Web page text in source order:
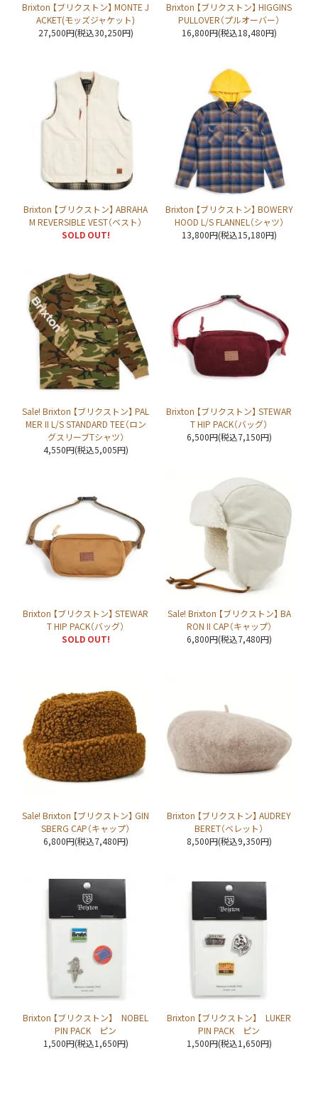
Brixton 【ブリクストン】 MONTE J
ACKET(モッズジャケット)
27,500円(税込30,250円)
Brixton 【ブリクストン】 HIGGINS
PULLOVER（プルオーバー）
16,800円(税込18,480円)
Brixton 【ブリクストン】 ABRAHA
M REVERSIBLE VEST（ベスト）
SOLD OUT!
Brixton 【ブリクストン】 BOWERY
HOOD L/S FLANNEL（シャツ）
13,800円(税込15,180円)
Sale! Brixton 【ブリクストン】 PAL
MER II L/S STANDARD TEE（ロン
グスリーブTシャツ）
4,550円(税込5,005円)
Brixton 【ブリクストン】 STEWAR
T HIP PACK（バッグ）
6,500円(税込7,150円)
Brixton 【ブリクストン】 STEWAR
T HIP PACK（バッグ）
SOLD OUT!
Sale! Brixton 【ブリクストン】 BA
RON II CAP（キャップ）
6,800円(税込7,480円)
Sale! Brixton 【ブリクストン】 GIN
SBERG CAP（キャップ）
6,800円(税込7,480円)
Brixton 【ブリクストン】 AUDREY
BERET（ベレット）
8,500円(税込9,350円)
Brixton 【ブリクストン】 NOBEL
PIN PACK ピン
1,500円(税込1,650円)
Brixton 【ブリクストン】 LUKER
PIN PACK ピン
1,500円(税込1,650円)